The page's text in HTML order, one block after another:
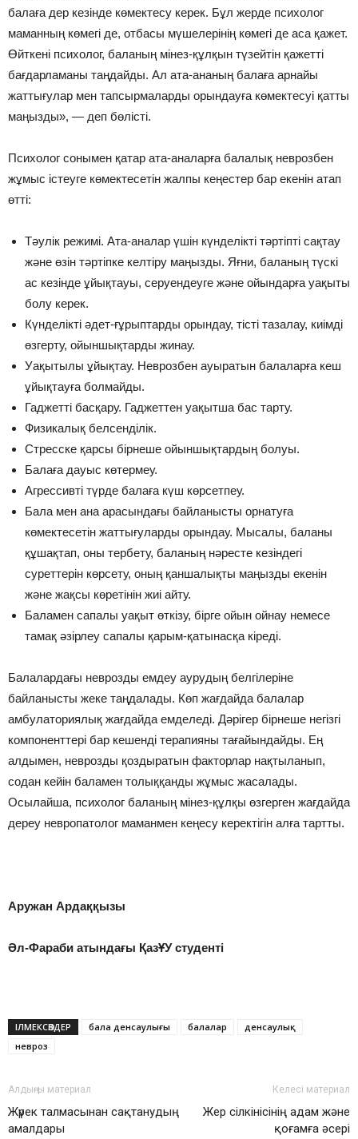
балаға дер кезінде көмектесу керек. Бұл жерде психолог
маманның көмегі де, отбасы мүшелерінің көмегі де аса қажет.
Өйткені психолог, баланың мінез-құлқын түзейтін қажетті
бағдарламаны таңдайды. Ал ата-ананың балаға арнайы
жаттығулар мен тапсырмаларды орындауға көмектесуі қатты
маңызды», — деп бөлісті.
Психолог сонымен қатар ата-аналарға балалық неврозбен
жұмыс істеуге көмектесетін жалпы кеңестер бар екенін атап
өтті:
Тәулік режимі. Ата-аналар үшін күнделікті тәртіпті сақтау
және өзін тәртіпке келтіру маңызды. Яғни, баланың түскі
ас кезінде ұйықтауы, серуендеуге және ойындарға уақыты
болу керек.
Күнделікті әдет-ғұрыптарды орындау, тісті тазалау, киімді
өзгерту, ойыншықтарды жинау.
Уақытылы ұйықтау. Неврозбен ауыратын балаларға кеш
ұйықтауға болмайды.
Гаджетті басқару. Гаджеттен уақытша бас тарту.
Физикалық белсенділік.
Стресске қарсы бірнеше ойыншықтардың болуы.
Балаға дауыс көтермеу.
Агрессивті түрде балаға күш көрсетпеу.
Бала мен ана арасындағы байланысты орнатуға
көмектесетін жаттығуларды орындау. Мысалы, баланы
құшақтап, оны тербету, баланың нәресте кезіндегі
суреттерін көрсету, оның қаншалықты маңызды екенін
және жақсы көретінін жиі айту.
Баламен сапалы уақыт өткізу, бірге ойын ойнау немесе
тамақ әзірлеу сапалы қарым-қатынасқа кіреді.
Балалардағы неврозды емдеу аурудың белгілеріне
байланысты жеке таңдалады. Көп жағдайда балалар
амбулаториялық жағдайда емделеді. Дәрігер бірнеше негізгі
компоненттері бар кешенді терапияны тағайындайды. Ең
алдымен, неврозды қоздыратын факторлар нақтыланып,
содан кейін баламен толыққанды жұмыс жасалады.
Осылайша, психолог баланың мінез-құлқы өзгерген жағдайда
дереу невропатолог маманмен кеңесу керектігін алға тартты.
Аружан Ардаққызы
Әл-Фараби атындағы ҚазҰУ студенті
ІЛМЕКСӨЗДЕР бала денсаулығы балалар
денсаулық
невроз
Алдыңғы материал
Жүрек талмасынан сақтанудың
амалдары
Келесі материал
Жер сілкінісінің адам және
қоғамға әсері